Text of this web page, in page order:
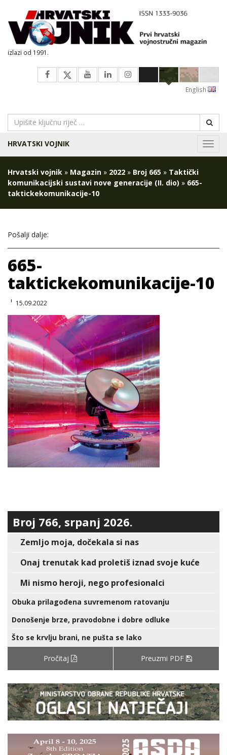
izlazi od 1991.
English
HRVATSKI VOJNIK
Hrvatski vojnik » Magazin » 2022 » Broj 665 » Taktički
komunikacijski sustavi nove generacije (II. dio) » 665-
taktickekomunikacije-10
Pošalji dalje:
665-
taktickekomunikacije-10
15.09.2022
Broj 766, srpanj 2026.
Zemljo moja, dočekala si nas
Onaj trenutak kad proletiš iznad svoje kuće
Mi nismo heroji, nego profesionalci
Obuka prilagođena suvremenom ratovanju
Donošenje brze, pravodobne i dobre odluke
Što se krvlju brani, ne pušta se lako
Pročitaj Preuzmi PDF